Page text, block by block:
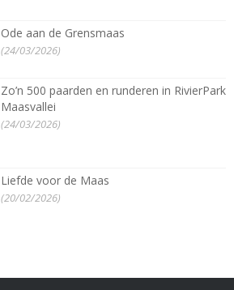
Ode aan de Grensmaas
(24/03/2026)
Zo’n 500 paarden en runderen in RivierPark
Maasvallei
(24/03/2026)
Liefde voor de Maas
(20/02/2026)